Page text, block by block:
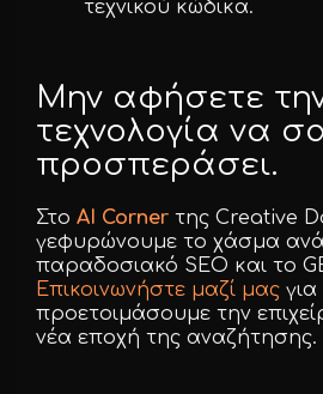
τεχνικού κώδικα.
Μην αφήσετε
τεχνολογία να
προσπεράσει.
Στο AI Cornerτης Creative
γεφυρώνουμε το χάσμα
παραδοσιακό SEO και το
Επικοινωνήστε μαζί μαςγια
προετοιμάσουμε την
νέα εποχή της αναζήτησης.